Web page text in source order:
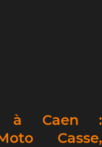
à Caen :
Casse,